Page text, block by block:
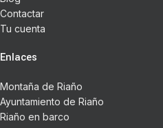
Contactar
Tu cuenta
Enlaces
Montaña de Riaño
Ayuntamiento de Riaño
Riaño en barco